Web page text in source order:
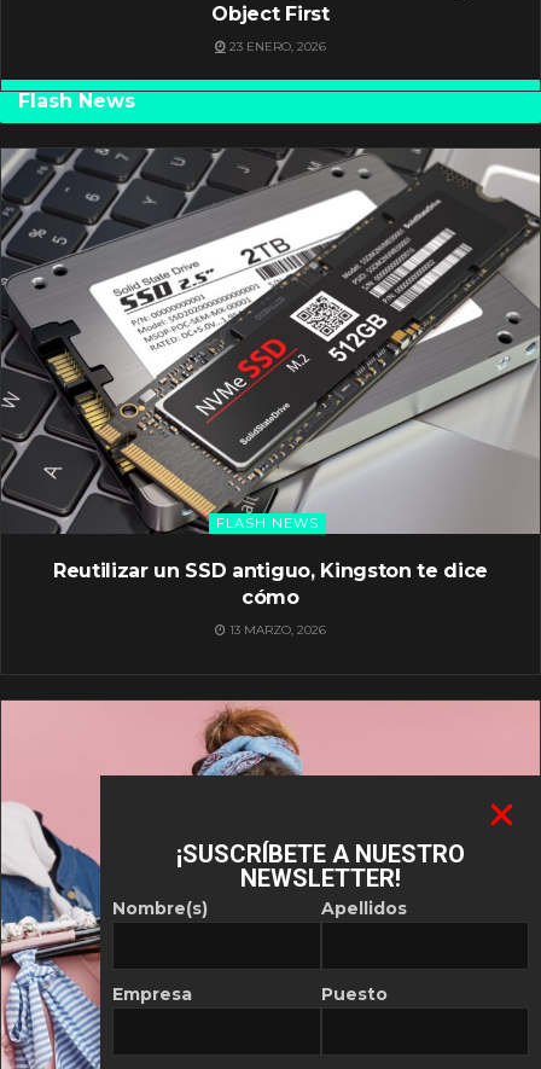
Object First
23 ENERO, 2026
Flash News
FLASH NEWS
Reutilizar un SSD antiguo, Kingston te dice
cómo
13 MARZO, 2026
¡SUSCRÍBETE A NUESTRO
NEWSLETTER!
Nombre(s)
Empresa
Apellidos
Puesto